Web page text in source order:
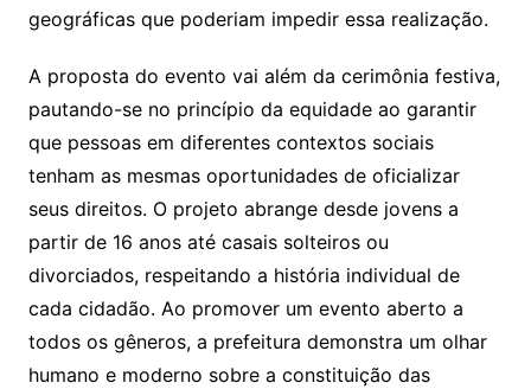
geográficas que poderiam impedir essa realização.
A proposta do evento vai além da cerimônia festiva,
pautando-se no princípio da equidade ao garantir
que pessoas em diferentes contextos sociais
tenham as mesmas oportunidades de oficializar
seus direitos. O projeto abrange desde jovens a
partir de 16 anos até casais solteiros ou
divorciados, respeitando a história individual de
cada cidadão. Ao promover um evento aberto a
todos os gêneros, a prefeitura demonstra um olhar
humano e moderno sobre a constituição das